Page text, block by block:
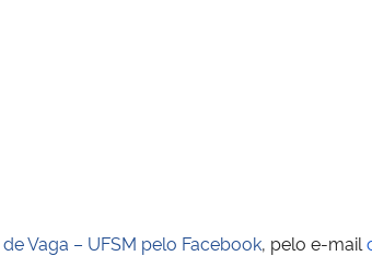
Vaga – UFSM pelo Facebook, pelo e-mail